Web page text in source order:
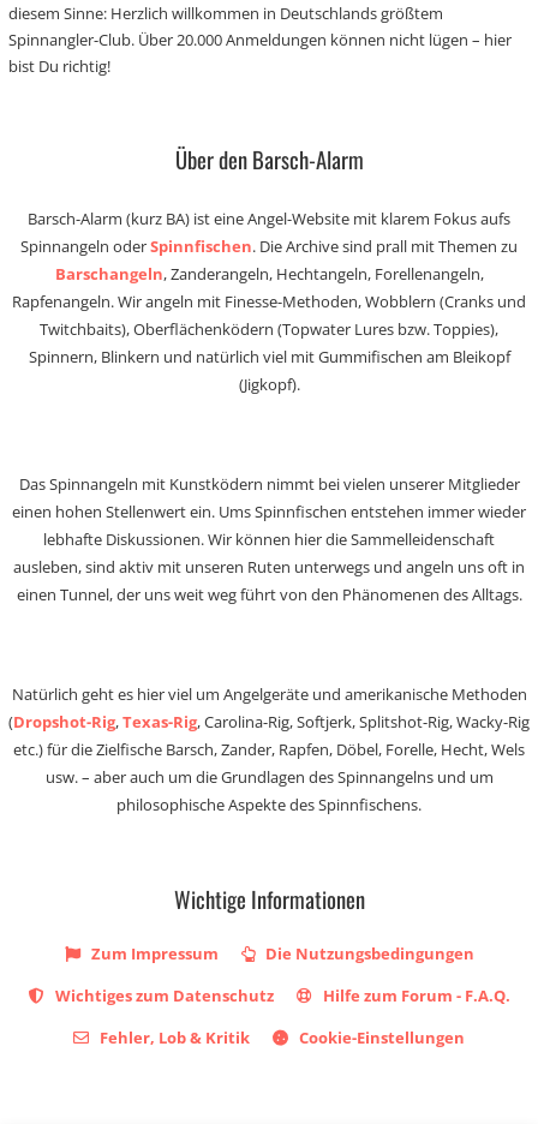
diesem Sinne: Herzlich willkommen in Deutschlands größtem
Spinnangler-Club. Über 20.000 Anmeldungen können nicht lügen – hier
bist Du richtig!
Über den Barsch-Alarm
Barsch-Alarm (kurz BA) ist eine Angel-Website mit klarem Fokus aufs
Spinnangeln oderSpinnfischen. Die Archive sind prall mit Themen zu
Barschangeln, Zanderangeln, Hechtangeln, Forellenangeln,
Rapfenangeln. Wir angeln mit Finesse-Methoden, Wobblern (Cranks und
Twitchbaits), Oberflächenködern (Topwater Lures bzw. Toppies),
Spinnern, Blinkern und natürlich viel mit Gummifischen am Bleikopf
(Jigkopf).
Das Spinnangeln mit Kunstködern nimmt bei vielen unserer Mitglieder
einen hohen Stellenwert ein. Ums Spinnfischen entstehen immer wieder
lebhafte Diskussionen. Wir können hier die Sammelleidenschaft
ausleben, sind aktiv mit unseren Ruten unterwegs und angeln uns oft in
einen Tunnel, der uns weit weg führt von den Phänomenen des Alltags.
Natürlich geht es hier viel um Angelgeräte und amerikanische Methoden
(Dropshot-Rig,Texas-Rig, Carolina-Rig, Softjerk, Splitshot-Rig, Wacky-Rig
etc.) für die Zielfische Barsch, Zander, Rapfen, Döbel, Forelle, Hecht, Wels
usw. – aber auch um die Grundlagen des Spinnangelns und um
philosophische Aspekte des Spinnfischens.
Wichtige Informationen
Zum Impressum
Die Nutzungsbedingungen
Wichtiges zum Datenschutz
Hilfe zum Forum - F.A.Q.
Fehler, Lob & Kritik
Cookie-Einstellungen